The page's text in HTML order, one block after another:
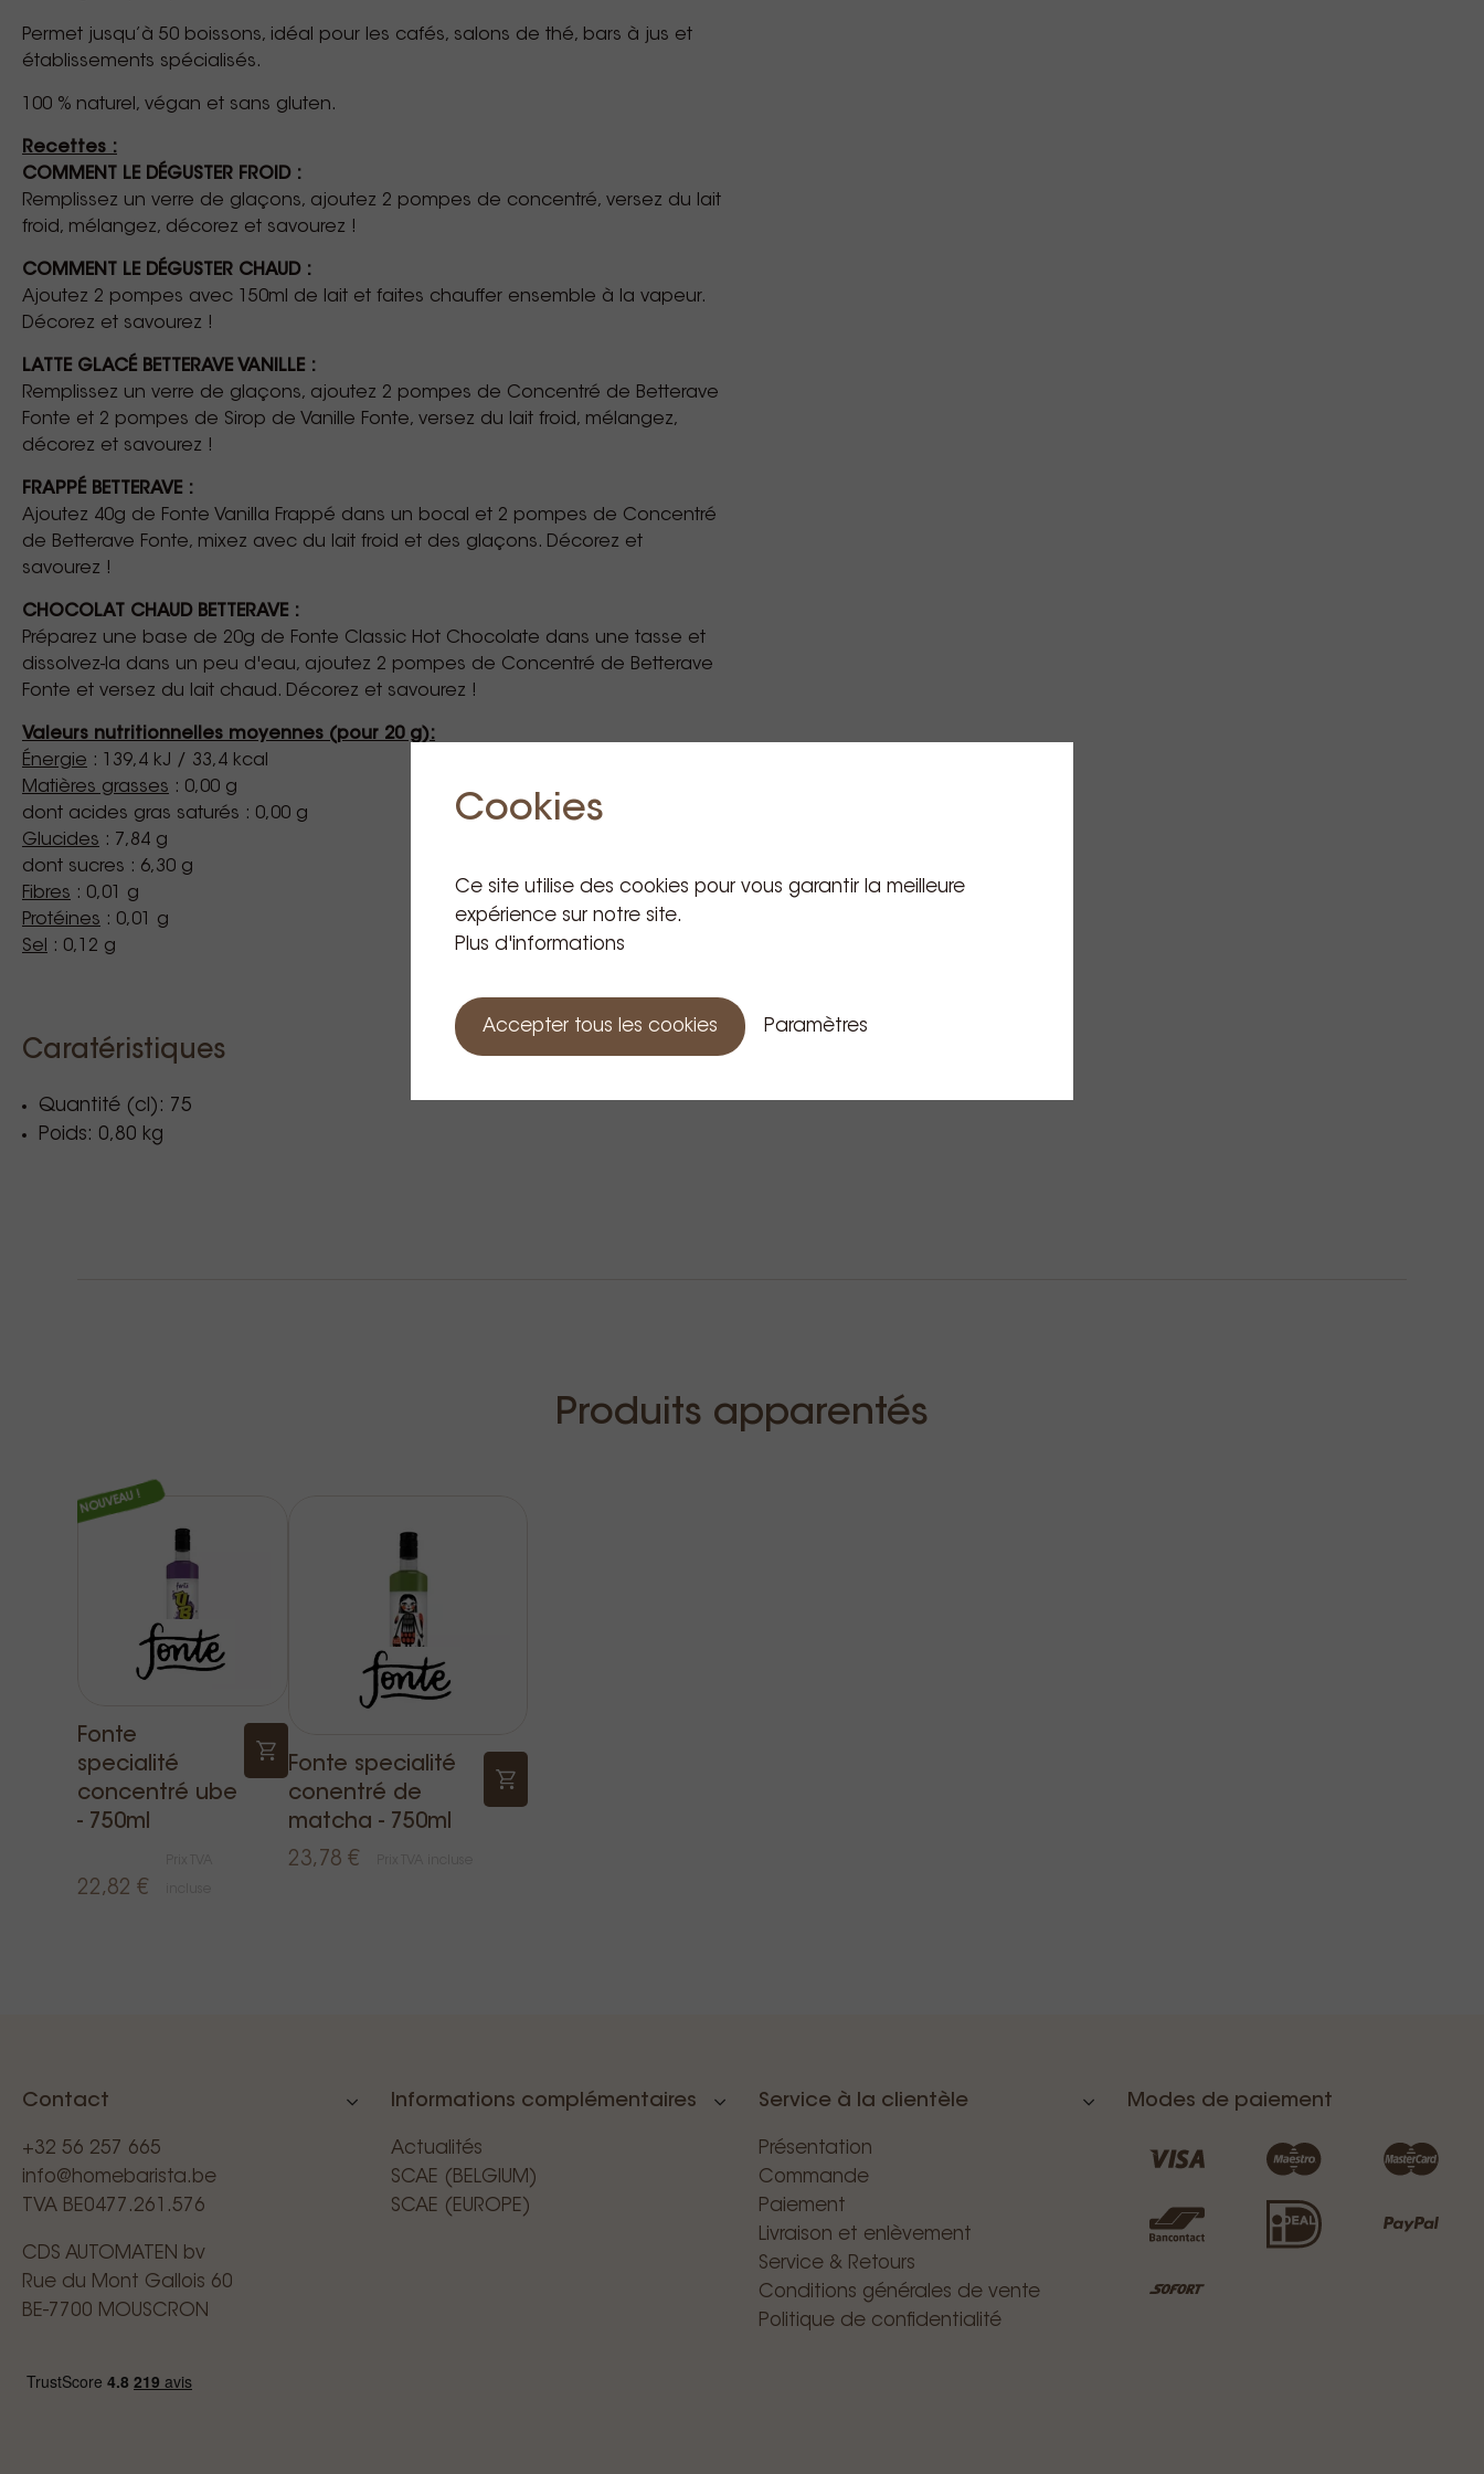
Permet jusqu’à 50 boissons, idéal pour les cafés, salons de thé, bars à jus et
établissements spécialisés.
100 % naturel, végan et sans gluten.
Recettes :
COMMENT LE DÉGUSTER FROID :
Remplissez un verre de glaçons, ajoutez 2 pompes de concentré, versez du lait
froid, mélangez, décorez et savourez !
COMMENT LE DÉGUSTER CHAUD :
Ajoutez 2 pompes avec 150ml de lait et faites chauffer ensemble à la vapeur.
Décorez et savourez !
LATTE GLACÉ BETTERAVE VANILLE :
Remplissez un verre de glaçons, ajoutez 2 pompes de Concentré de Betterave
Fonte et 2 pompes de Sirop de Vanille Fonte, versez du lait froid, mélangez,
décorez et savourez !
FRAPPÉ BETTERAVE :
Ajoutez 40g de Fonte Vanilla Frappé dans un bocal et 2 pompes de Concentré
de Betterave Fonte, mixez avec du lait froid et des glaçons. Décorez et
savourez !
CHOCOLAT CHAUD BETTERAVE :
Préparez une base de 20g de Fonte Classic Hot Chocolate dans une tasse et
dissolvez-la dans un peu d'eau, ajoutez 2 pompes de Concentré de Betterave
Fonte et versez du lait chaud. Décorez et savourez !
Valeurs nutritionnelles moyennes (pour 20 g):
Énergie : 139,4 kJ / 33,4 kcal
Matières grasses : 0,00 g
dont acides gras saturés : 0,00 g
Glucides : 7,84 g
dont sucres : 6,30 g
Fibres : 0,01 g
Protéines : 0,01 g
Sel
: 0,12 g
Caratéristiques
Quantité (cl): 75
Poids: 0,80 kg
Produits apparentés
NOUVEAU !
Fonte
specialité
concentré ube
- 750ml
22,82 €
Fonte specialité
conentré de
matcha - 750ml
23,78 €
Contact
+32 56 257 665
info@homebarista.be
TVA BE0477.261.576
CDS AUTOMATEN bv
Rue du Mont Gallois 60
BE-7700 MOUSCRON
Informations complémentaires
Actualités
SCAE (BELGIUM)
SCAE (EUROPE)
Service à la clientèle
Présentation
Commande
Paiement
Livraison et enlèvement
Service & Retours
Conditions générales de vente
Politique de confidentialité
Modes de paiement
Cookies
Ce site utilise des cookies pour vous garantir la meilleure
expérience sur notre site.
Plus d'informations
Accepter tous les cookies Paramètres